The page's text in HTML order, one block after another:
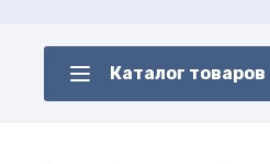
Каталог товаров